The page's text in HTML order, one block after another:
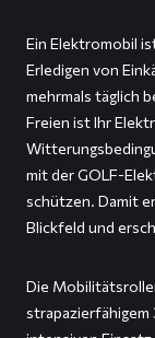
Ein Elektromobil
Erledigen von
mehrmals täglich
Freien ist Ihr
mit der GOLF-
schützen. Damit
Blickfeld und
Die